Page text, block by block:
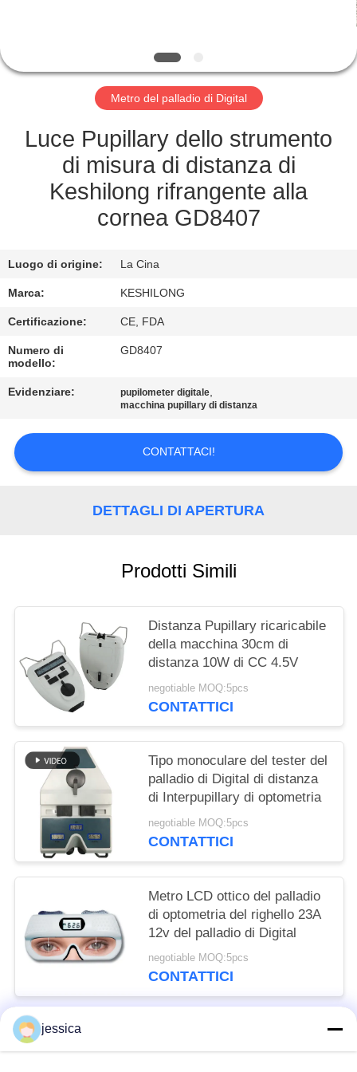
CONTROLLO
DI
QUALITÀ
CONTATTICI
RICHIEDA
CITAZIONE
MAPPA
SITO
POLICY
Metro del palladio di Digital
Luce Pupillary dello strumento
di misura di distanza di
Keshilong rifrangente alla
cornea GD8407
Luogo di origine: La Cina
Marca: KESHILONG
Certificazione: CE, FDA
Numero di
modello:
GD8407
Evidenziare: pupilometer digitale,
macchina pupillary di distanza
CONTATTACI!
DETTAGLI DI APERTURA
Prodotti Simili
Distanza Pupillary ricaricabile
della macchina 30cm di
distanza 10W di CC 4.5V
negotiable MOQ:5pcs
CONTATTICI
Tipo monoculare del tester del
palladio di Digital di distanza
di Interpupillary di optometria
negotiable MOQ:5pcs
CONTATTICI
Metro LCD ottico del palladio
di optometria del righello 23A
12v del palladio di Digital
negotiable MOQ:5pcs
CONTATTICI
Categorie popolari
jessica